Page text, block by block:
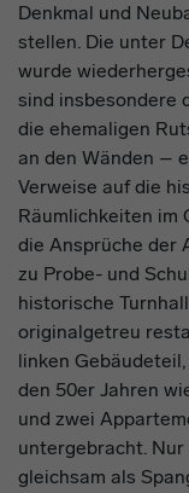
Denkmal und
stellen. Die unter
wurde
sind insbesondere
die ehemaligen
an den Wänden –
Verweise auf die
Räumlichkeiten im
die Ansprüche der
zu Probe- und
historische
originalgetreu
linken
den 50er Jahren
und zwei
untergebracht. Nur
gleichsam als